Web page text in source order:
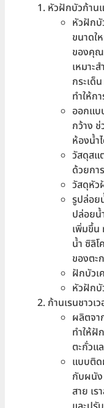
หัวฝักบัวก้าน
หัวฝักบั
ขนาดใ
ของคุณ
เหมาะ
กระเด็
ทำให้ก
ออกแบ
กว้าง
ห้องน้ำ
วัสดุสแ
ด้วยกา
วัสดุหัว
รูปล่อย
ปล่อยน้
เพิ่มขึ้น
น้ำ ซิลิ
ของตะ
ฝักบัวเ
หัวฝักบั
ก้านเรนชาวเ
ผลิตจา
ทำให้ฝั
ตะกั่วแ
แบบติ
กับผนัง
สาย เร